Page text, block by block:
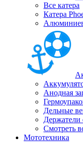
Все катера
Катера
Анодная
Дельные
Держатели
Смотреть
Мототехника